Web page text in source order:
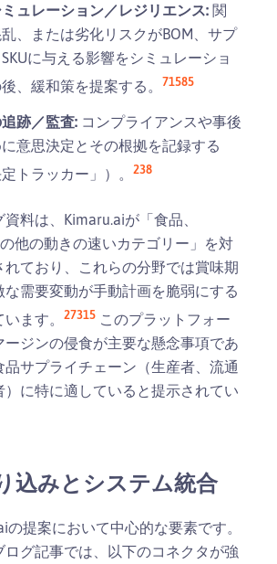
ュレーション／レジリエンス: 関
、または劣化リスクがBOM、サプ
に与える影響をシミュレーショ
、緩和策を提案する。 71585
跡／監査: コンプライアンスや事後
意思決定とその根拠を記録する
定トラッカー」）。 238
料は、Kimaru.aiが「食品、
他の動きの速いカテゴリー」を対
ており、これらの分野では賞味期
な需要変動が手動計画を脆弱にする
ます。 27315 このプラットフォー
ージンの侵食が主要な懸念事項であ
品サプライチェーン（生産者、流通
に特に適していると提示されてい
込みとシステム統合
の提案において中心的な要素です。
グ記事では、以下のコネクタが強